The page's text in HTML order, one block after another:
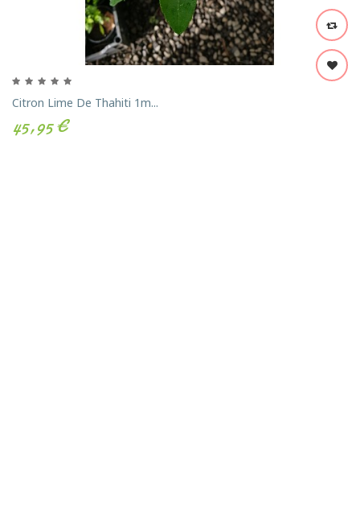
Citron Lime De Thahiti 1m...
45,95 €